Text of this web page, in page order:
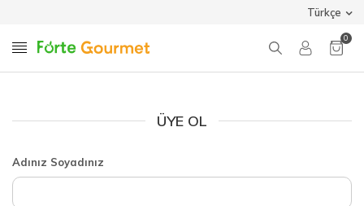
Türkçe
0
ÜYE OL
Adınız Soyadınız